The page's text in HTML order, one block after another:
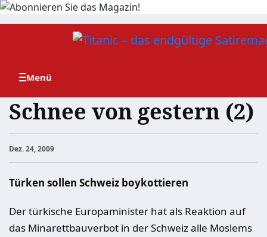
Zum
Schnee von gestern (2)
Dez. 24, 2009
Türken sollen Schweiz boykottieren
Der türkische Europaminister hat als Reaktion auf
das Minarettbauverbot in der Schweiz alle Moslems